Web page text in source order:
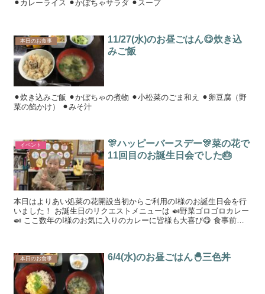
⚫︎カレーライス ⚫︎かぼちゃサラダ ⚫︎スープ
本日のお食事
11/27(水)のお昼ごはん😋炊き込
みご飯
⚫︎炊き込みご飯 ⚫︎かぼちゃの煮物 ⚫︎小松菜のごま和え ⚫︎卵豆腐（野
菜の餡かけ） ⚫︎みそ汁
イベント
🎊ハッピーバースデー🎊菜の花で
11回目のお誕生日会でした🎂
本日はよりあい処菜の花開設当初からご利用のI様のお誕生日会を行
いました！ お誕生日のリクエストメニューは 🍛野菜ゴロゴロカレー
🍛 ここ数年のI様のお気に入りのカレーに皆様も大喜び😋 食事前の
本日のお食事 6/4(水)のお昼ごはん🐣三色丼